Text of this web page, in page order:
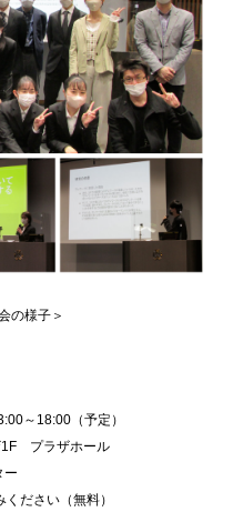
の様子＞
～18:00（予定）
プラザホール
ださい（無料）